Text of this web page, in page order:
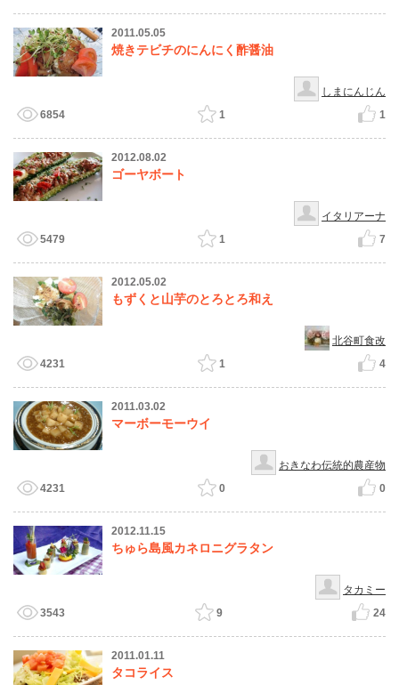
2011.05.05
焼きテビチのにんにく酢醤油
しまにんじん
6854
1 1
2012.08.02
ゴーヤボート
イタリアーナ
5479
1 7
2012.05.02
もずくと山芋のとろとろ和え
北谷町食改
4231
1 4
2011.03.02
マーボーモーウイ
おきなわ伝統的農産物
4231
0 0
2012.11.15
ちゅら島風カネロニグラタン
タカミー
3543
9 24
2011.01.11
タコライス